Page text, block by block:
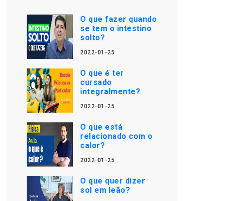
O que fazer quando
se tem o intestino
solto?
2022-01-25
O que é ter
cursado
integralmente?
2022-01-25
O que está
relacionado com o
calor?
2022-01-25
O que quer dizer
sol em leão?